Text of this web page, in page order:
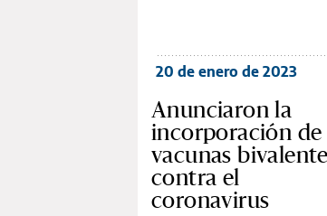
20 de enero de 2023
Anunciaron la
incorporación de
vacunas
contra el
coronavirus